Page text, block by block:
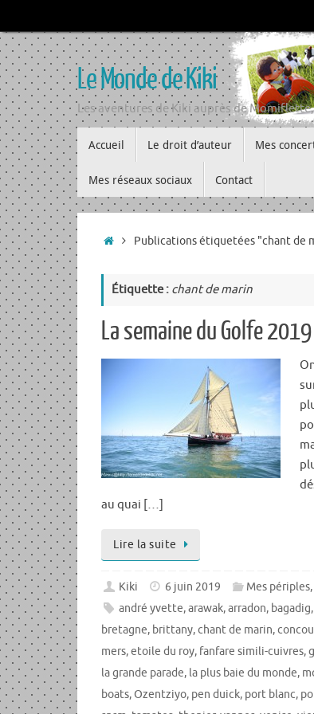
au
contenu
Le Monde de Kiki
Les aventures de Kiki auprès de
au
contenu
Accueil Le droit d’auteur Mes
Mes réseaux sociaux Contact
Accueil
Publications étiquetées "chant de
Étiquette : chant de marin
La semaine du Golfe 2019
au quai […]
Lire la suite
Kiki 6 juin 2019 Mes périples,
andré yvette,arawak,arradon, bagadig,
bretagne, brittany,chant de marin,
mers,etoile du roy, fanfare simili-cuivres,
la grande parade, la plus baie du monde,
boats,Ozentziyo, pen duick, port blanc,